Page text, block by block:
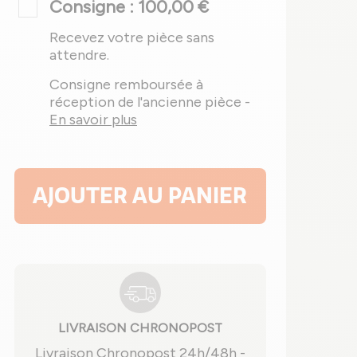
Consigne : 100,00 €
Recevez votre pièce sans
attendre.
Consigne remboursée à
réception de l'ancienne pièce -
En savoir plus
AJOUTER AU PANIER
LIVRAISON CHRONOPOST
Livraison Chronopost 24h/48h -